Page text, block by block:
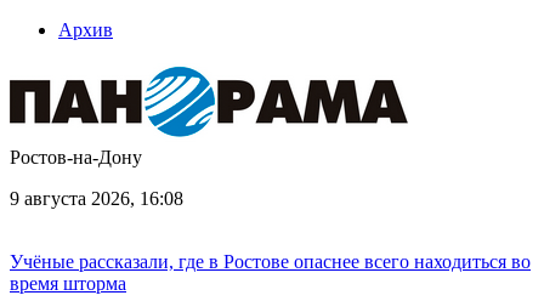
Архив
Ростов-на-Дону
9 августа 2026, 16:08
Учёные рассказали, где в Ростове опаснее всего находиться во
время шторма